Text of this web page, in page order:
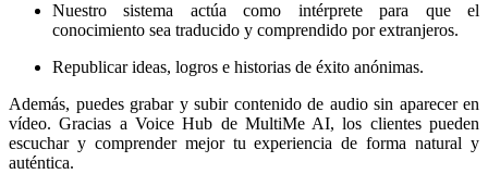
Nuestro sistema actúa como intérprete para que el
conocimiento sea traducido y comprendido por extranjeros.
Republicar ideas, logros e historias de éxito anónimas.
Además, puedes grabar y subir contenido de audio sin aparecer en
vídeo. Gracias a Voice Hub de MultiMe AI, los clientes pueden
escuchar y comprender mejor tu experiencia de forma natural y
auténtica.